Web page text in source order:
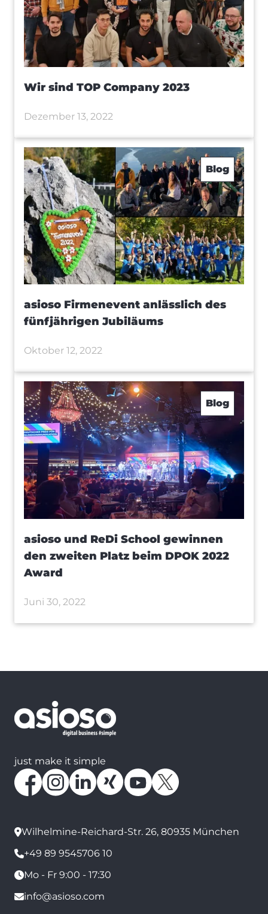
Wir sind TOP Company 2023
Dezember 13, 2022
Blog
asioso Firmenevent anlässlich des
fünfjährigen Jubiläums
Oktober 12, 2022
Blog
asioso und ReDi School gewinnen
den zweiten Platz beim DPOK 2022
Award
Juni 30, 2022
just make it simple
Wilhelmine-Reichard-Str. 26, 80935 München
+49 89 9545706 10
Mo - Fr 9:00 - 17:30
info@asioso.com